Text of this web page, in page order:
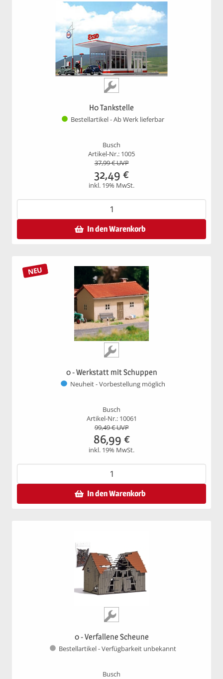
H0 Tankstelle
Bestellartikel - Ab Werk lieferbar
Busch
Artikel-Nr.: 1005
37,99€ UVP
32,49 €
inkl. 19% MwSt.
In den Warenkorb
NEU
0 - Werkstatt mit Schuppen
Neuheit - Vorbestellung möglich
Busch
Artikel-Nr.: 10061
99,49€ UVP
86,99 €
inkl. 19% MwSt.
In den Warenkorb
0 - Verfallene Scheune
Bestellartikel - Verfügbarkeit unbekannt
Busch